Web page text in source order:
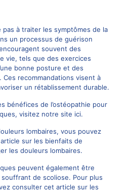
pas à traiter les symptômes de la
un processus de guérison
souvent des
vie, tels que des exercices
bonne posture et des
recommandations visent à
un rétablissement durable.
bénéfices de l’ostéopathie pour
visitez notre site ici.
lombaires, vous pouvez
sur les bienfaits de
les douleurs lombaires.
peuvent également être
de scoliose. Pour plus
consulter cet article sur les